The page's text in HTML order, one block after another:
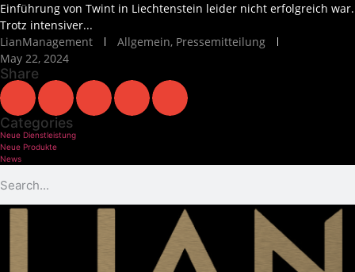
Einführung von Twint in Liechtenstein leider nicht erfolgreich war.
Trotz intensiver...
LianManagement
Allgemein, Pressemitteilung
May 22, 2024
Share
Categories
Neue Dienstleistung
Neue Produkte
News